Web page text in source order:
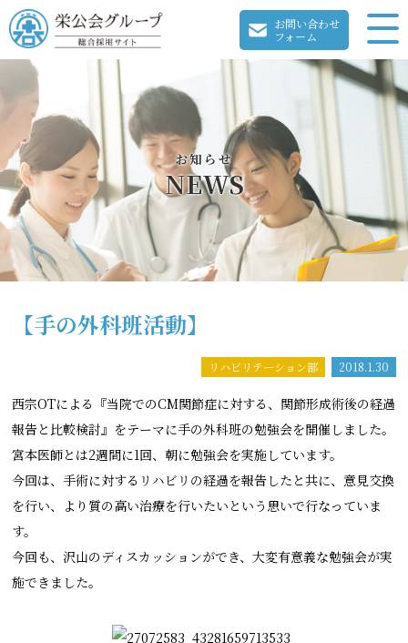
お問い合わせ
フォーム
お知らせ
NEWS
【手の外科班活動】
2018.1.30
リハビリテーション部
西宗OTによる『当院でのCM関節症に対する、関節形成術後の経過
報告と比較検討』をテーマに手の外科班の勉強会を開催しました。
宮本医師とは2週間に1回、朝に勉強会を実施しています。
今回は、手術に対するリハビリの経過を報告したと共に、意見交換
を行い、より質の高い治療を行いたいという思いで行なっていま
す。
今回も、沢山のディスカッションができ、大変有意義な勉強会が実
施できました。